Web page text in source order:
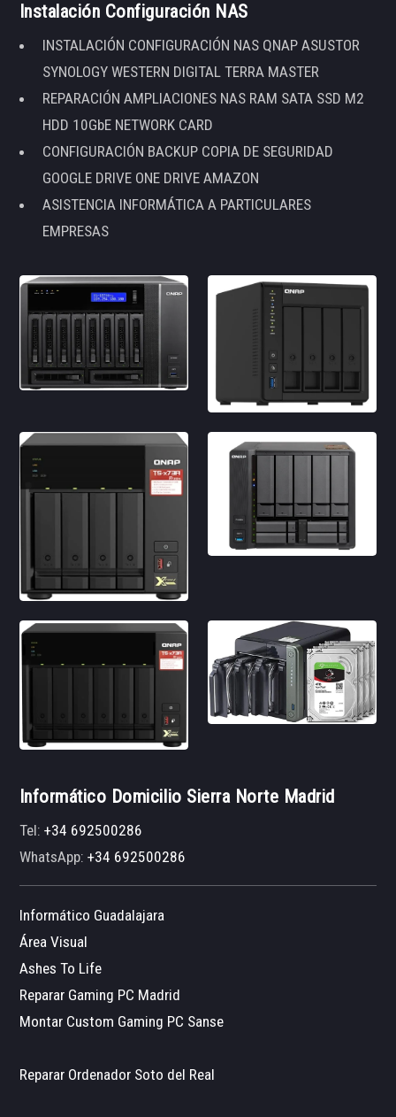
Instalación Configuración NAS
INSTALACIÓN CONFIGURACIÓN NAS QNAP ASUSTOR
SYNOLOGY WESTERN DIGITAL TERRA MASTER
REPARACIÓN AMPLIACIONES NAS RAM SATA SSD M2
HDD 10GbE NETWORK CARD
CONFIGURACIÓN BACKUP COPIA DE SEGURIDAD
GOOGLE DRIVE ONE DRIVE AMAZON
ASISTENCIA INFORMÁTICA A PARTICULARES
EMPRESAS
Informático Domicilio Sierra Norte Madrid
Tel:+34 692500286
WhatsApp:+34 692500286
Informático Guadalajara
Área Visual
Ashes To Life
Reparar Gaming PC Madrid
Montar Custom Gaming PC Sanse
Reparar Ordenador Soto del Real